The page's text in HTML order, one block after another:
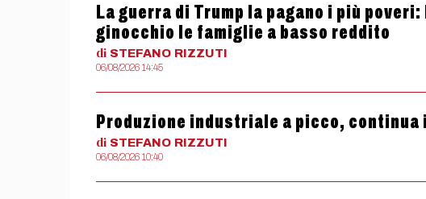
La guerra di Trump la pagano i più
ginocchio le famiglie a basso reddito
di STEFANO RIZZUTI
06/08/2026 14:45
Produzione industriale a picco,
di STEFANO RIZZUTI
06/08/2026 10:40